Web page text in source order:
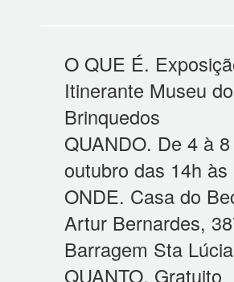
O QUE É.
Itinerante Museu
Brinquedos
QUANDO. De 4 à
outubro das 14h às
ONDE. Casa do
Artur Bernardes,
Barragem Sta
QUANTO. Gratuito